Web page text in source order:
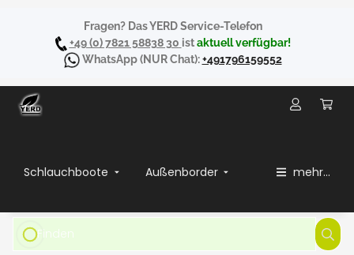
Fragen? Das YERD Service-Telefon
+49 (0) 7821 58838 30 istaktuell verfügbar!
WhatsApp(NUR Chat):+491796159552
Schlauchboote Außenborder mehr...